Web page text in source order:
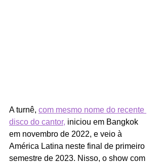
A turnê, com mesmo nome do recente
disco do cantor, iniciou em Bangkok
em novembro de 2022, e veio à
América Latina neste final de primeiro
semestre de 2023. Nisso, o show com